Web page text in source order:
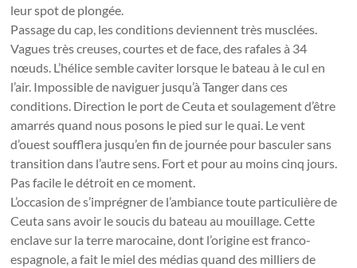
leur spot de plongée.
Passage du cap, les conditions deviennent très musclées.
Vagues très creuses, courtes et de face, des rafales à 34
nœuds. L’hélice semble caviter lorsque le bateau à le cul en
l’air. Impossible de naviguer jusqu’à Tanger dans ces
conditions. Direction le port de Ceuta et soulagement d’être
amarrés quand nous posons le pied sur le quai. Le vent
d’ouest soufflera jusqu’en fin de journée pour basculer sans
transition dans l’autre sens. Fort et pour au moins cinq jours.
Pas facile le détroit en ce moment.
L’occasion de s’imprégner de l’ambiance toute particulière de
Ceuta sans avoir le soucis du bateau au mouillage. Cette
enclave sur la terre marocaine, dont l’origine est franco-
espagnole, a fait le miel des médias quand des milliers de